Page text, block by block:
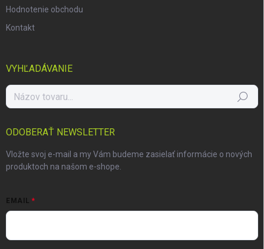
Hodnotenie obchodu
Kontakt
VYHĽADÁVANIE
Hľadať
ODOBERAŤ NEWSLETTER
Vložte svoj e-mail a my Vám budeme zasielať informácie o nových
produktoch na našom e-shope.
EMAIL